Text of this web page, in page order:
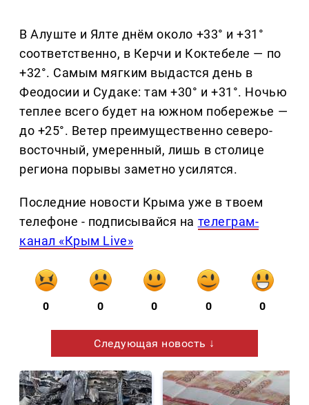
В Алуште и Ялте днём около +33° и +31°
соответственно, в Керчи и Коктебеле — по
+32°. Самым мягким выдастся день в
Феодосии и Судаке: там +30° и +31°. Ночью
теплее всего будет на южном побережье —
до +25°. Ветер преимущественно северо-
восточный, умеренный, лишь в столице
региона порывы заметно усилятся.
Последние новости Крыма уже в твоем
телефоне - подписывайся на телеграм-
канал «Крым Live»
0 0 0 0 0
Следующая новость ↓